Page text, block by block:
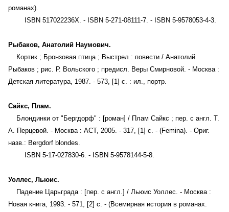
романах).
ISBN 517022236X. - ISBN 5-271-08111-7. - ISBN 5-9578053-4-3.
Рыбаков, Анатолий Наумович.
Кортик ; Бронзовая птица ; Выстрел : повести / Анатолий
Рыбаков ; рис. Р. Вольского ; предисл. Веры Смирновой. - Москва :
Детская литература, 1987. - 573, [1] с. : ил., портр.
Сайкс, Плам.
Блондинки от "Бергдорф" : [роман] / Плам Сайкс ; пер. с англ. Т.
А. Перцевой. - Москва : АСТ, 2005. - 317, [1] с. - (Femina). - Ориг.
назв.: Bergdorf blondes.
ISBN 5-17-027830-6. - ISBN 5-9578144-5-8.
Уоллес, Льюис.
Падение Царьграда : [пер. с англ.] / Льюис Уоллес. - Москва :
Новая книга, 1993. - 571, [2] с. - (Всемирная история в романах.